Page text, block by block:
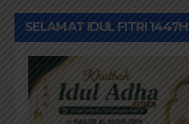
SELAMAT IDUL FITRI 1447H